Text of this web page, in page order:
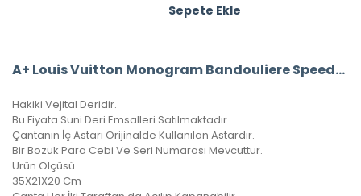
Sepete Ekle
A+ Louis Vuitton Monogram Bandouliere Speedy 35’Lik Vejital Deri CRL242
Hakiki Vejital Deridir.
Bu Fiyata Suni Deri Emsalleri Satılmaktadır.
Çantanın İç Astarı Orijinalde Kullanılan Astardır.
Bir Bozuk Para Cebi Ve Seri Numarası Mevcuttur.
Ürün Ölçüsü
35X21X20 Cm